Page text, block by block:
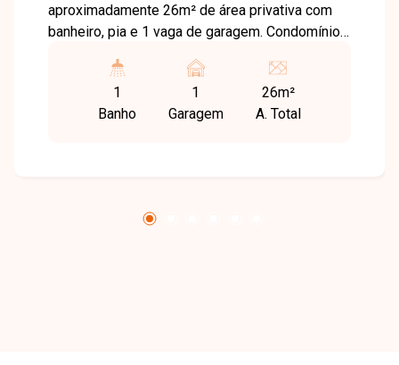
aproximadamente 26m² de área privativa com
banheiro, pia e 1 vaga de garagem. Condomínio
banheiros, vestiários, circuito de câmeras e
limpeza com o valor incluso no aluguel.
1
Banho
1
Garagem
26m²
A. Total